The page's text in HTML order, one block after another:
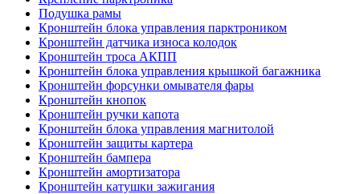
Подушка рамы
Кронштейн блока управления парктроником
Кронштейн датчика износа колодок
Кронштейн троса АКПП
Кронштейн блока управления крышкой багажника
Кронштейн форсунки омывателя фары
Кронштейн кнопок
Кронштейн ручки капота
Кронштейн блока управления магнитолой
Кронштейн защиты картера
Кронштейн бампера
Кронштейн амортизатора
Кронштейн катушки зажигания